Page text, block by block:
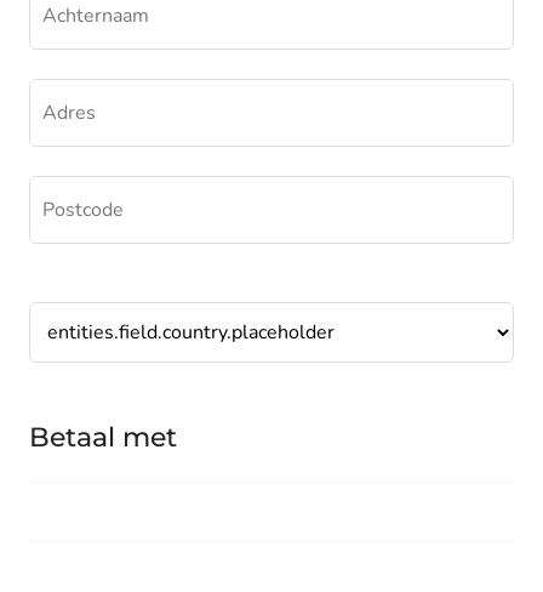
Betaal met